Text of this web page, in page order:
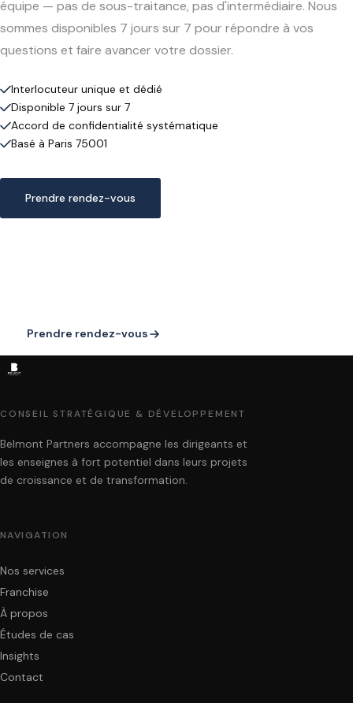
équipe — pas de sous-traitance, pas d'intermédiaire. Nous
sommes disponibles 7 jours sur 7 pour répondre à vos
questions et faire avancer votre dossier.
Interlocuteur unique et dédié
Disponible 7 jours sur 7
Accord de confidentialité systématique
Basé à Paris 75001
Prendre rendez-vous
Prendre rendez-vous
CONSEIL STRATÉGIQUE & DÉVELOPPEMENT
Belmont Partners accompagne les dirigeants et
les enseignes à fort potentiel dans leurs projets
de croissance et de transformation.
NAVIGATION
Nos services
Franchise
À propos
Études de cas
Insights
Contact